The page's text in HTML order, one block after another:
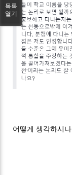
어떻게 생각하시
목록
열기